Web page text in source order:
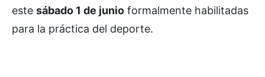
este sábado 1 de junio formalmente habilitadas
para la práctica del deporte.